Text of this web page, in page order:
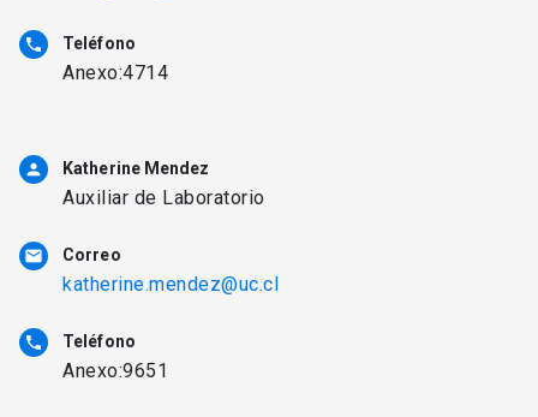
phone Teléfono
Anexo:4714
person Katherine Mendez
Auxiliar de Laboratorio
email Correo
katherine.mendez@uc.cl
phone Teléfono
Anexo:9651